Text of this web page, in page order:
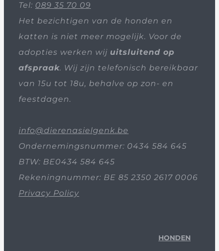
Tel: 089 35 70 09
Het bezichtigen van de honden en
katten is niet meer mogelijk. Voor de
adopties werken wij uitsluitend op
afspraak. Wij zijn telefonisch bereikbaar
van 15u tot 18u, behalve op zon- en
feestdagen.
info@dierenasielgenk.be
Ondernemingsnummer: 0434 584 645
BTW: BE0434 584 645
Rekeningnummer: BE 85 2350 2617 0006
Privacy Policy
HONDEN